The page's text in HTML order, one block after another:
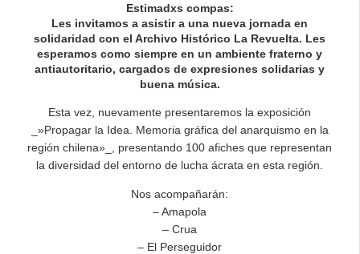
Estimadxs compas:
Les invitamos a asistir a una nueva jornada en
solidaridad con el Archivo Histórico La Revuelta. Les
esperamos como siempre en un ambiente fraterno y
antiautoritario, cargados de expresiones solidarias y
buena música.
Esta vez, nuevamente presentaremos la exposición
_»Propagar la Idea. Memoria gráfica del anarquismo en la
región chilena»_, presentando 100 afiches que representan
la diversidad del entorno de lucha ácrata en esta región.
Nos acompañarán:
– Amapola
– Crua
– El Perseguidor